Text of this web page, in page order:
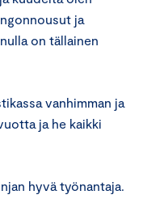
ja
on tällainen
vanhimman ja
ja he kaikki
hyvä työnantaja.